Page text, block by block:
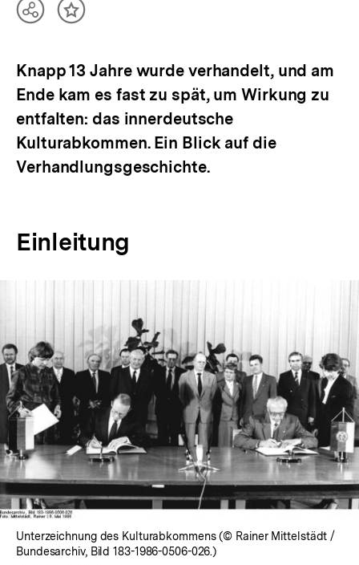
TeilenInhalt
Knapp 13 Jahre wurde verhandelt, und am
Ende kam es fast zu spät, um Wirkung zu
entfalten: das innerdeutsche
Kulturabkommen. Ein Blick auf die
Verhandlungsgeschichte.
Einleitung
In
Lightbox
öffnen
Unterzeichnung des Kulturabkommens (© Rainer Mittelstädt /
Bundesarchiv, Bild 183-1986-0506-026.)